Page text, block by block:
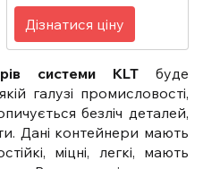
Дізнатися ціну
системи KLT буде
галузі промисловості,
безліч деталей,
Дані контейнери мають
міцні, легкі, мають